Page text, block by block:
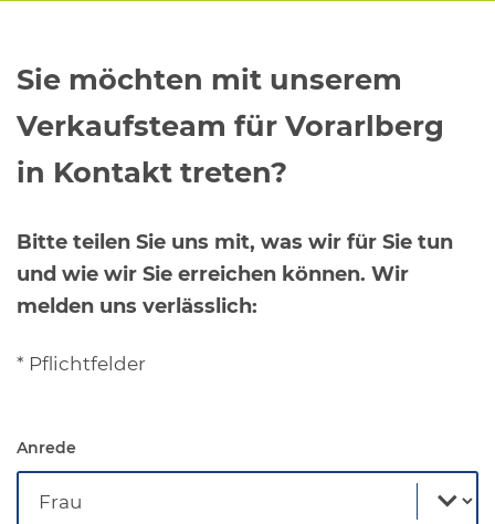
Sie möchten mit unserem
Verkaufsteam für Vorarlberg
in Kontakt treten?
Bitte teilen Sie uns mit, was wir für Sie tun
und wie wir Sie erreichen können. Wir
melden uns verlässlich:
* Pflichtfelder
Anrede